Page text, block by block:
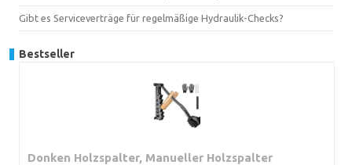
Gibt es Serviceverträge für regelmäßige Hydraulik-Checks?
Bestseller
Donken Holzspalter, Manueller Holzspalter